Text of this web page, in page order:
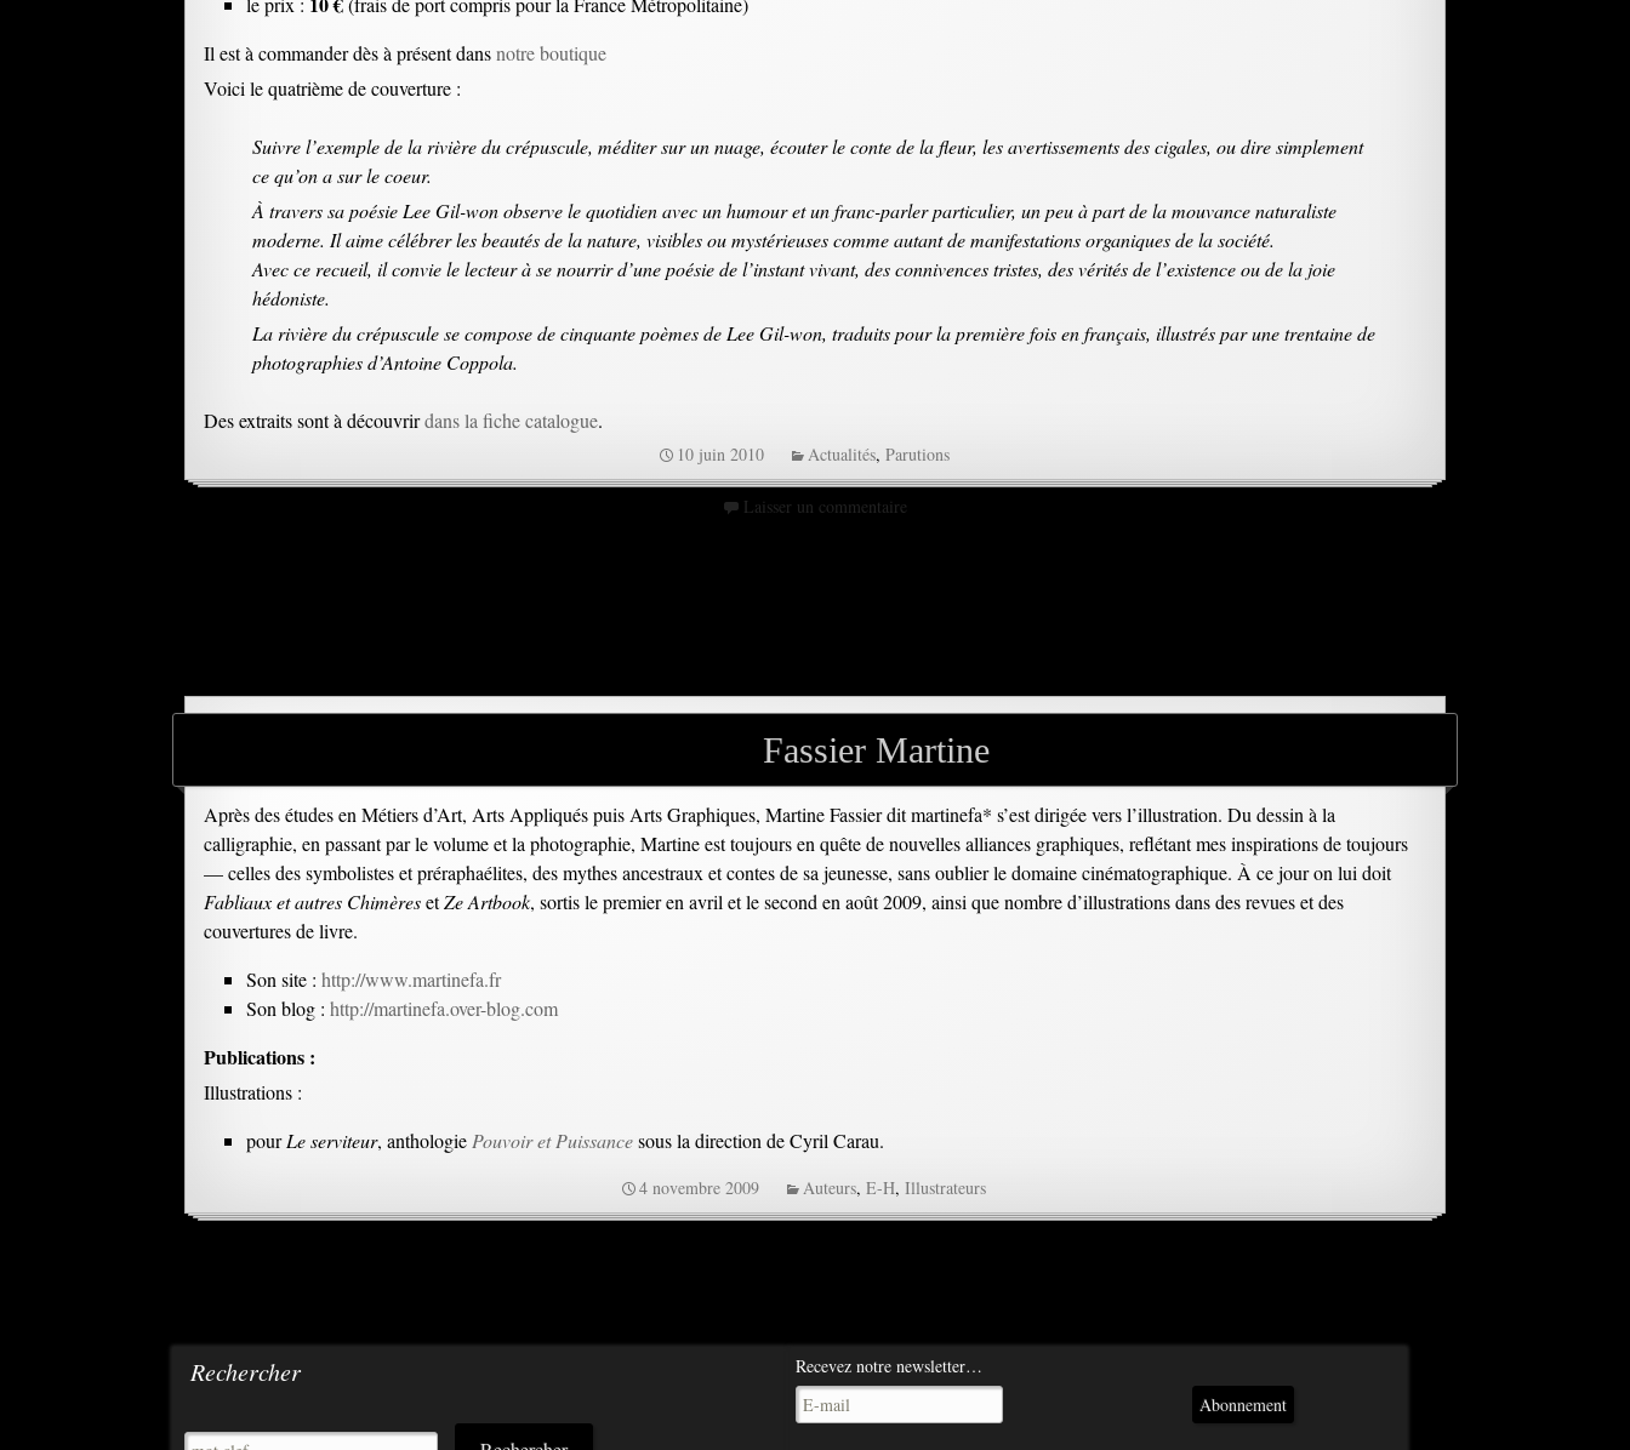
Il est à commander dès à présent dansnotre boutique
Voici le quatrième de couverture :
Suivre l’exemple de la rivière du crépuscule, méditer sur un nuage, écouter le conte de la fleur, les avertissements des cigales, ou dire simplement
ce qu’on a sur le coeur.
À travers sa poésie Lee Gil-won observe le quotidien avec un humour et un franc-parler particulier, un peu à part de la mouvance naturaliste
moderne. Il aime célébrer les beautés de la nature, visibles ou mystérieuses comme autant de manifestations organiques de la société.
Avec ce recueil, il convie le lecteur à se nourrir d’une poésie de l’instant vivant, des connivences tristes, des vérités de l’existence ou de la joie
hédoniste.
La rivière du crépuscule se compose de cinquante poèmes de Lee Gil-won, traduits pour la première fois en français, illustrés par une trentaine de
photographies d’Antoine Coppola.
Des extraits sont à découvrirdans la fiche catalogue.
10 juin 2010 Actualités, Parutions
Laisser un commentaire
Fassier Martine
Après des études en Métiers d’Art, Arts Appliqués puis Arts Graphiques, Martine Fassier dit martinefa* s’est dirigée vers l’illustration. Du dessin à la
calligraphie, en passant par le volume et la photographie, Martine est toujours en quête de nouvelles alliances graphiques, reflétant mes inspirations de toujours
— celles des symbolistes et préraphaélites, des mythes ancestraux et contes de sa jeunesse, sans oublier le domaine cinématographique. À ce jour on lui doit
Fabliaux et autres ChimèresetZe Artbook, sortis le premier en avril et le second en août 2009, ainsi que nombre d’illustrations dans des revues et des
couvertures de livre.
Son site : http://www.martinefa.fr
Son blog : http://martinefa.over-blog.com
Publications :
Illustrations :
pourLe serviteur, anthologie Pouvoir et Puissancesous la direction de Cyril Carau.
4 novembre 2009 Auteurs, E-H, Illustrateurs
Rechercher
Recevez notre newsletter…
Abonnement